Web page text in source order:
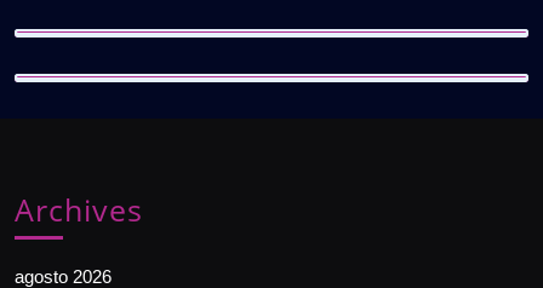
Archives
agosto 2026